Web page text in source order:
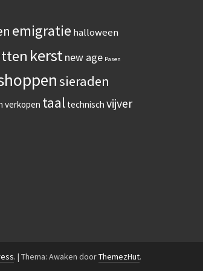
emigratie halloween
kerstnew age Pasen
sieraden
verkopen taal technisch vijver
. | Thema: Awaken doorThemezHut.